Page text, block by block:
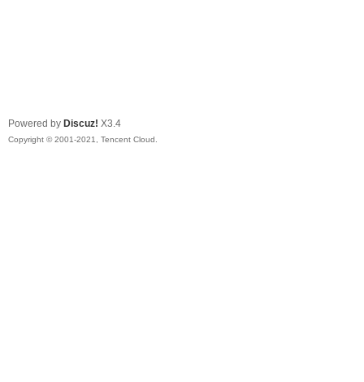
Powered by Discuz! X3.4
Copyright © 2001-2021, Tencent Cloud.